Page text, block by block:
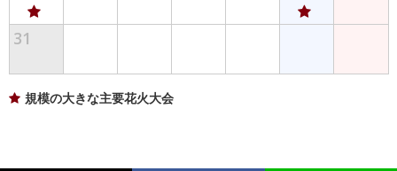
31
規模の大きな主要花火大会